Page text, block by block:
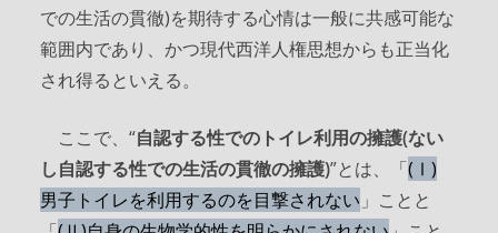
での生活の貫徹)を期待する心情は一般に共感可能な
範囲内であり、かつ現代西洋人権思想からも正当化
され得るといえる。
ここで、“自認する性でのトイレ利用の擁護(ない
し自認する性での生活の貫徹の擁護)”とは、「(Ⅰ)
男子トイレを利用するのを目撃されない 」ことと